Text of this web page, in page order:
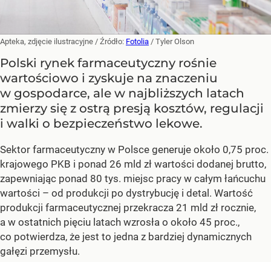
Apteka, zdjęcie ilustracyjne / Źródło: Fotolia / Tyler Olson
Polski rynek farmaceutyczny rośnie
wartościowo i zyskuje na znaczeniu
w gospodarce, ale w najbliższych latach
zmierzy się z ostrą presją kosztów, regulacji
i walki o bezpieczeństwo lekowe.
Sektor farmaceutyczny w Polsce generuje około 0,75 proc.
krajowego PKB i ponad 26 mld zł wartości dodanej brutto,
zapewniając ponad 80 tys. miejsc pracy w całym łańcuchu
wartości – od produkcji po dystrybucję i detal. Wartość
produkcji farmaceutycznej przekracza 21 mld zł rocznie,
a w ostatnich pięciu latach wzrosła o około 45 proc.,
co potwierdza, że jest to jedna z bardziej dynamicznych
gałęzi przemysłu.